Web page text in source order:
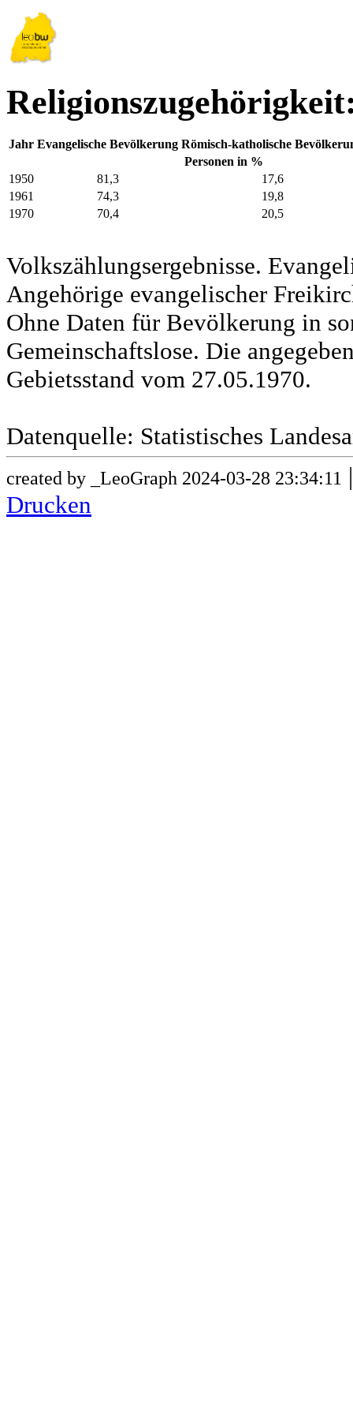
Jahr Evangelische Bevölkerung Römisch-katholische
Personen in %
1950
81,3
17,6
1961
74,3
19,8
1970
70,4 20,5
Volkszählungsergebnisse.
Angehörige evangelischer
Ohne Daten für Bevölkerung in
Gemeinschaftslose. Die
Gebietsstand vom 27.05.1970.
Datenquelle: Statistisches
created by _LeoGraph 2024-03-28 23:34:11
Drucken